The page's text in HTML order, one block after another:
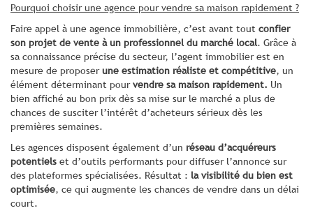
Pourquoi choisir une agence pour vendre sa maison rapidement ?
Faire appel à une agence immobilière, c’est avant tout confier
son projet de vente à un professionnel du marché local. Grâce à
sa connaissance précise du secteur, l’agent immobilier est en
mesure de proposerune estimation réaliste et compétitive, un
élément déterminant pourvendre sa maison rapidement. Un
bien affiché au bon prix dès sa mise sur le marché a plus de
chances de susciter l’intérêt d’acheteurs sérieux dès les
premières semaines.
Les agences disposent également d’un réseau d’acquéreurs
potentiels et d’outils performants pour diffuser l’annonce sur
des plateformes spécialisées. Résultat : la visibilité du bien est
optimisée, ce qui augmente les chances de vendre dans un délai
court.